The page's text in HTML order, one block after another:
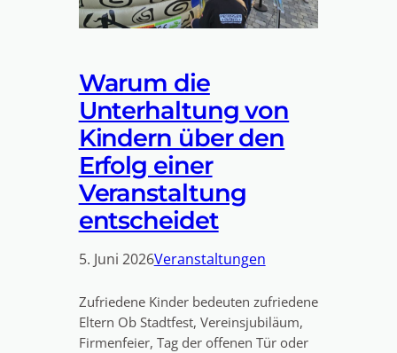
Warum die
Unterhaltung von
Kindern über den
Erfolg einer
Veranstaltung
entscheidet
5. Juni 2026Veranstaltungen
Zufriedene Kinder bedeuten zufriedene
Eltern Ob Stadtfest, Vereinsjubiläum,
Firmenfeier, Tag der offenen Tür oder